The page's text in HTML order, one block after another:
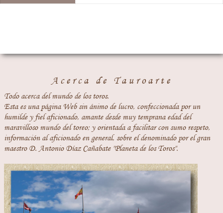
Acerca de Tauroarte
Todo acerca del mundo de los toros.
Esta es una página Web sin ánimo de lucro, confeccionada por un
humilde y fiel aficionado, amante desde muy temprana edad del
maravilloso mundo del toreo; y orientada a facilitar con sumo respeto,
información al aficionado en general, sobre el denominado por el gran
maestro D. Antonio Díaz Cañabate "Planeta de los Toros".